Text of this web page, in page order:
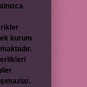
kurum